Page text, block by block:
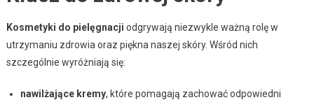
Kosmetyki do pielęgnacji odgrywają niezwykle ważną rolę w
utrzymaniu zdrowia oraz piękna naszej skóry. Wśród nich
szczególnie wyróżniają się:
nawilżające kremy, które pomagają zachować odpowiedni